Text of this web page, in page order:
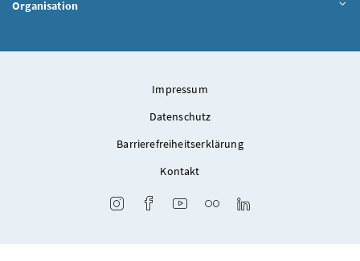
Organisation
Impressum
Datenschutz
Barrierefreiheitserklärung
Kontakt
InstagramFacebookYoutubeFlickr